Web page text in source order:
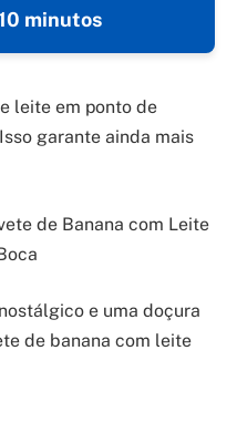
minutos
leite em ponto de
garante ainda mais
de Banana com Leite
e uma doçura
de banana com leite